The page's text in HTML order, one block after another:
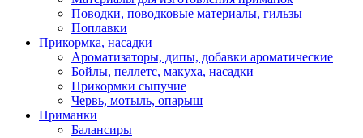
Поводки, поводковые материалы, гильзы
Поплавки
Прикормка, насадки
Ароматизаторы, дипы, добавки ароматические
Бойлы, пеллетс, макуха, насадки
Прикормки сыпучие
Червь, мотыль, опарыш
Приманки
Балансиры